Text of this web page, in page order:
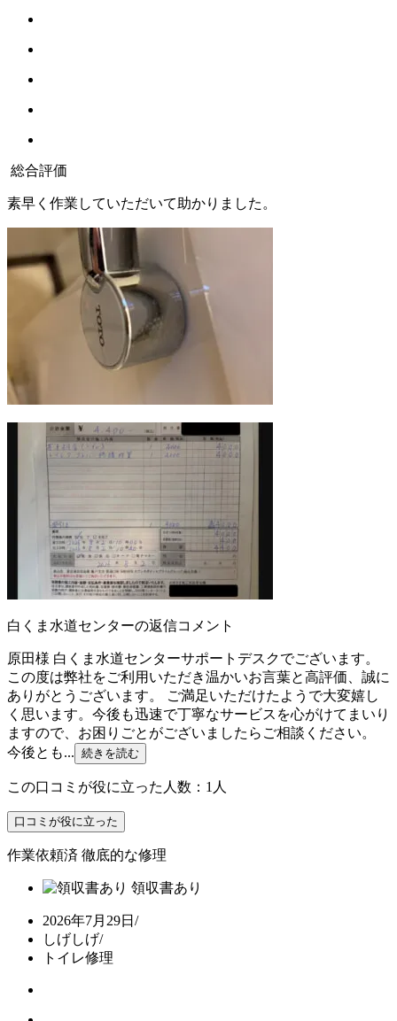
総合評価
素早く作業していただいて助かりました。
白くま水道センターの返信コメント
原田様 白くま水道センターサポートデスクでございます。
この度は弊社をご利用いただき温かいお言葉と高評価、誠に
ありがとうございます。 ご満足いただけたようで大変嬉し
く思います。今後も迅速で丁寧なサービスを心がけてまいり
ますので、お困りごとがございましたらご相談ください。
今後とも... 続きを読む
この口コミが役に立った人数：1人
口コミが役に立った
作業依頼済 徹底的な修理
領収書あり
2026年7月29日 /
しげしげ/
トイレ修理